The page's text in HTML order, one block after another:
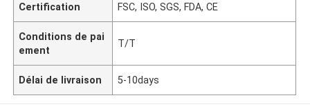
Certification FSC, ISO, SGS, FDA, CE
Conditions de pai
ement
T/T
Délai de livraison 5-10days